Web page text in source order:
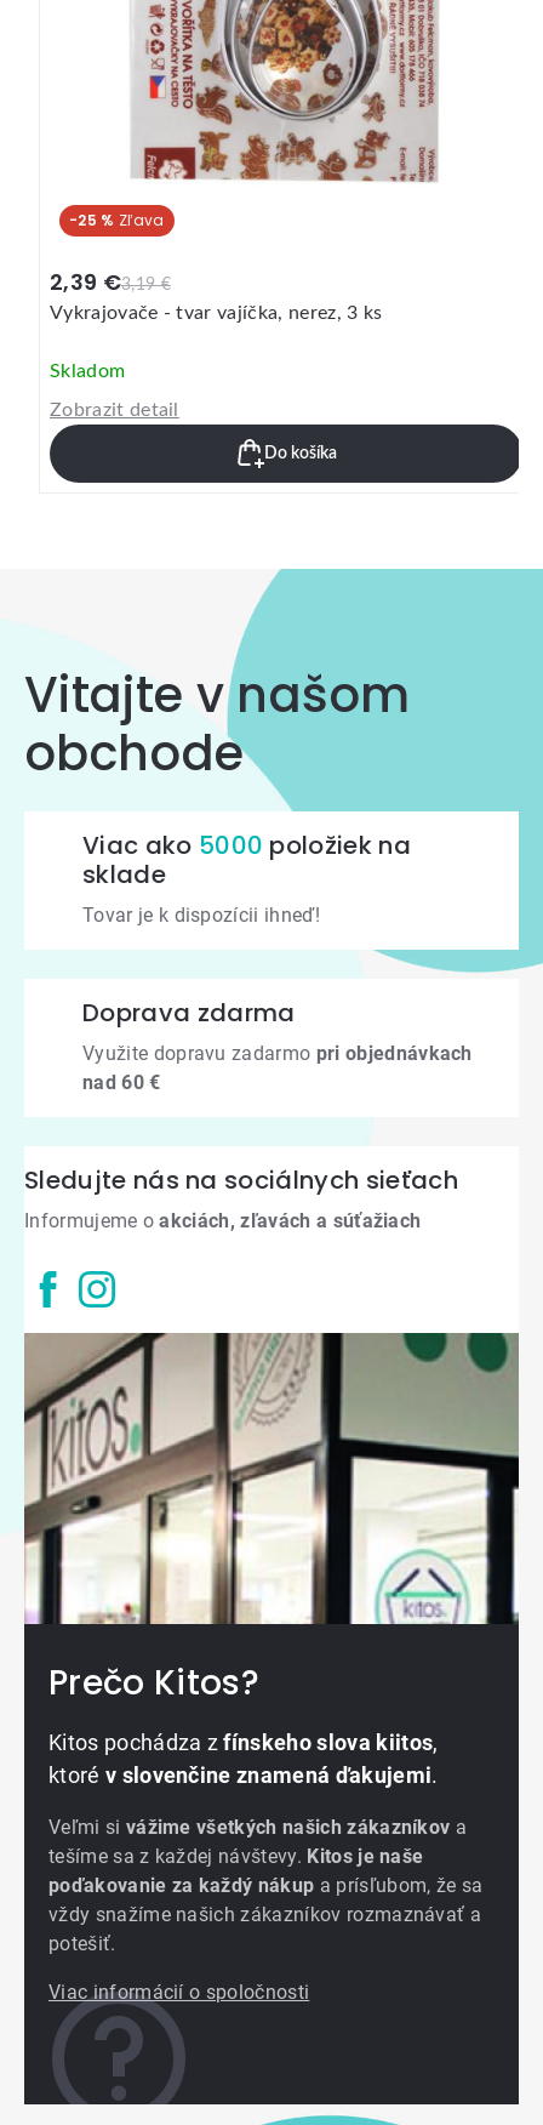
-25 %
3,19 €
2,39 €
Vykrajovače - tvar vajíčka, nerez, 3 ks
Skladom
Zobrazit detail
Do košíka
Vitajte v našom
obchode
Viac ako 5000 položiek na
sklade
Tovar je k dispozícii ihneď!
Doprava zdarma
Využite dopravu zadarmo pri objednávkach
nad 60 €
Sledujte nás na sociálnych sieťach
Informujeme oakciách, zľavách a súťažiach
Prečo Kitos?
Kitos pochádza zfínskeho slova kiitos,
ktoré v slovenčine znamená ďakujemi.
Veľmi si vážime všetkých našich zákazníkov a
tešíme sa z každej návštevy. Kitos je naše
poďakovanie za každý nákup a prísľubom, že sa
vždy snažíme našich zákazníkov rozmaznávať a
potešiť.
Viac informácií o spoločnosti